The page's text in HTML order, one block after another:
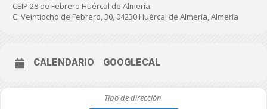
CEIP 28 de Febrero Huércal de Almería
C. Veintiocho de Febrero, 30, 04230 Huércal de Almería, Almería
CALENDARIO GOOGLECAL